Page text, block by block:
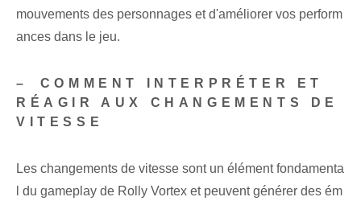
mouvements des personnages et d'améliorer vos perform
ances dans le jeu.
– ⁢COMMENT INTERPRÉTER ET
RÉAGIR AUX CHANGEMENTS DE
VITESSE⁢
Les changements de vitesse sont un élément fondamenta
l du gameplay de Rolly Vortex et peuvent générer des ém